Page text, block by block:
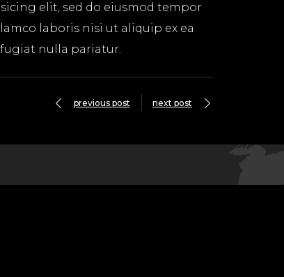
elit, sed do eiusmod tempor
laboris nisi ut aliquip ex ea
nulla pariatur.
previous post next post